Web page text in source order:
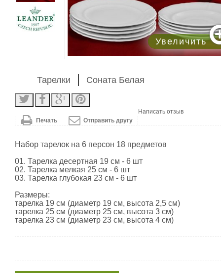
Увеличить
Тарелки Соната Белая
Отправить другу
Печать
Написать отзыв
Набор тарелок на 6 персон 18 предметов
01. Тарелка десертная 19 см - 6 шт
02. Тарелка мелкая 25 см - 6 шт
03. Тарелка глубокая 23 см - 6 шт
Размеры:
тарелка 19 см (диаметр 19 см, высота 2,5 см)
тарелка 25 см (диаметр 25 см, высота 3 см)
тарелка 23 см (диаметр 23 см, высота 4 см)